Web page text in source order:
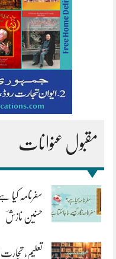
مقبول عنوانات
سفرنامہ کیا
حسنین نازشؔ
تعلیم،